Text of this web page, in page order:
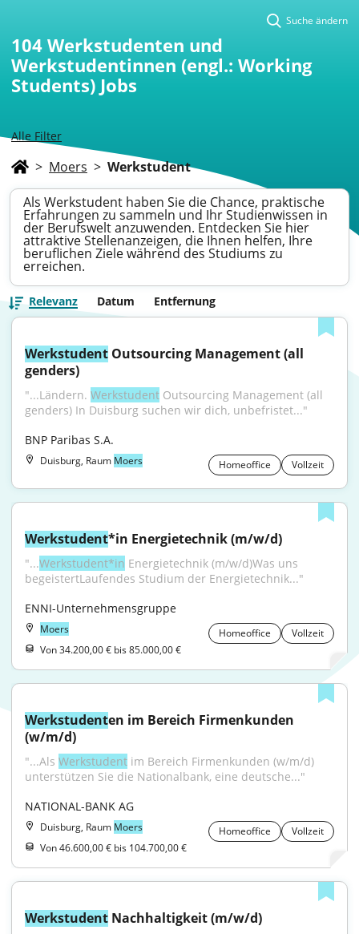
Alle Filter
Suche ändern
104 Werkstudenten und
Werkstudentinnen (engl.: Working
Students) Jobs
> Moers > Werkstudent
Als Werkstudent haben Sie die Chance, praktische
Erfahrungen zu sammeln und Ihr Studienwissen in
der Berufswelt anzuwenden. Entdecken Sie hier
attraktive Stellenanzeigen, die Ihnen helfen, Ihre
beruflichen Ziele während des Studiums zu
erreichen.
Relevanz Datum Entfernung
Werkstudent Outsourcing Management (all
genders)
"...Ländern. Werkstudent Outsourcing Management (all
genders) In Duisburg suchen wir dich, unbefristet..."
BNP Paribas S.A.
Duisburg, Raum Moers Homeoffice Vollzeit
Werkstudent*in Energietechnik (m/w/d)
"...Werkstudent*in Energietechnik (m/w/d)Was uns
begeistertLaufendes Studium der Energietechnik..."
ENNI-Unternehmensgruppe
Moers Homeoffice
Vollzeit
Von 34.200,00 € bis 85.000,00 €
Werkstudenten im Bereich Firmenkunden
(w/m/d)
"...Als Werkstudent im Bereich Firmenkunden (w/m/d)
unterstützen Sie die Nationalbank, eine deutsche..."
NATIONAL-BANK AG
Duisburg, Raum Moers Homeoffice
Vollzeit
Von 46.600,00 € bis 104.700,00 €
Werkstudent Nachhaltigkeit (m/w/d)